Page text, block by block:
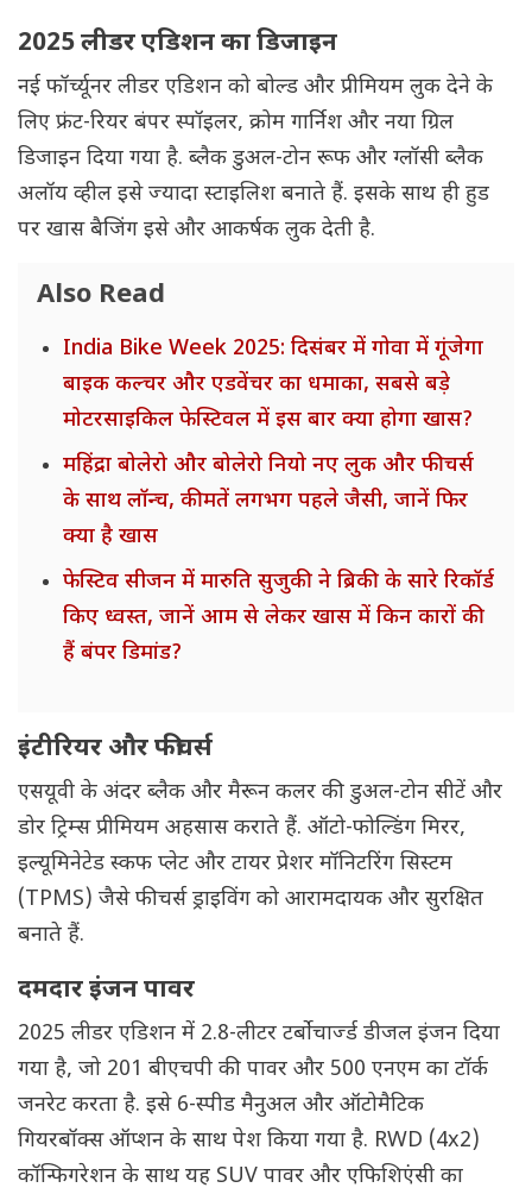
2025 लीडर एडिशन का डिजाइन
नई फॉर्च्यूनर लीडर एडिशन को बोल्ड और प्रीमियम लुक देने के
लिए फ्रंट-रियर बंपर स्पॉइलर, क्रोम गार्निश और नया ग्रिल
डिजाइन दिया गया है. ब्लैक डुअल-टोन रूफ और ग्लॉसी ब्लैक
अलॉय व्हील इसे ज्यादा स्टाइलिश बनाते हैं. इसके साथ ही हुड
पर खास बैजिंग इसे और आकर्षक लुक देती है.
Also Read
India Bike Week 2025: दिसंबर में गोवा में गूंजेगा
बाइक कल्चर और एडवेंचर का धमाका, सबसे बड़े
मोटरसाइकिल फेस्टिवल में इस बार क्या होगा खास?
महिंद्रा बोलेरो और बोलेरो नियो नए लुक और फीचर्स
के साथ लॉन्च, कीमतें लगभग पहले जैसी, जानें फिर
क्या है खास
फेस्टिव सीजन में मारुति सुजुकी ने ब्रिकी के सारे रिकॉर्ड
किए ध्वस्त, जानें आम से लेकर खास में किन कारों की
हैं बंपर डिमांड?
इंटीरियर और फीचर्स
एसयूवी के अंदर ब्लैक और मैरून कलर की डुअल-टोन सीटें और
डोर ट्रिम्स प्रीमियम अहसास कराते हैं. ऑटो-फोल्डिंग मिरर,
इल्यूमिनेटेड स्कफ प्लेट और टायर प्रेशर मॉनिटरिंग सिस्टम
(TPMS) जैसे फीचर्स ड्राइविंग को आरामदायक और सुरक्षित
बनाते हैं.
दमदार इंजन पावर
2025 लीडर एडिशन में 2.8-लीटर टर्बोचार्ज्ड डीजल इंजन दिया
गया है, जो 201 बीएचपी की पावर और 500 एनएम का टॉर्क
जनरेट करता है. इसे 6-स्पीड मैनुअल और ऑटोमैटिक
गियरबॉक्स ऑप्शन के साथ पेश किया गया है. RWD (4x2)
कॉन्फिगरेशन के साथ यह SUV पावर और एफिशिएंसी का